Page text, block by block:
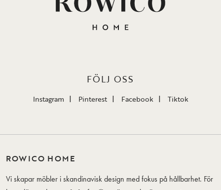
FÖLJ OSS
Instagram Pinterest Facebook Tiktok
ROWICO HOME
Vi skapar möbler i skandinavisk design med fokus på hållbarhet. För